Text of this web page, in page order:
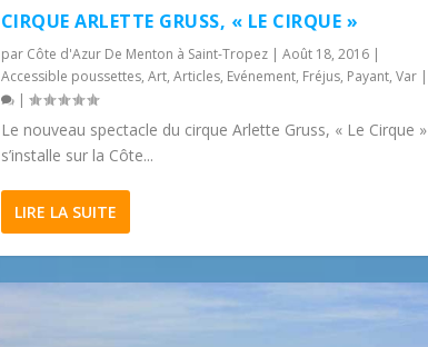
CIRQUE ARLETTE GRUSS, « LE CIRQUE »
par Côte d'Azur De Menton à Saint-Tropez| Août 18, 2016|
Accessible poussettes, Art, Articles, Evénement, Fréjus, Payant, Var|
|
Le nouveau spectacle du cirque Arlette Gruss, « Le Cirque »
s’installe sur la Côte...
LIRE LA SUITE